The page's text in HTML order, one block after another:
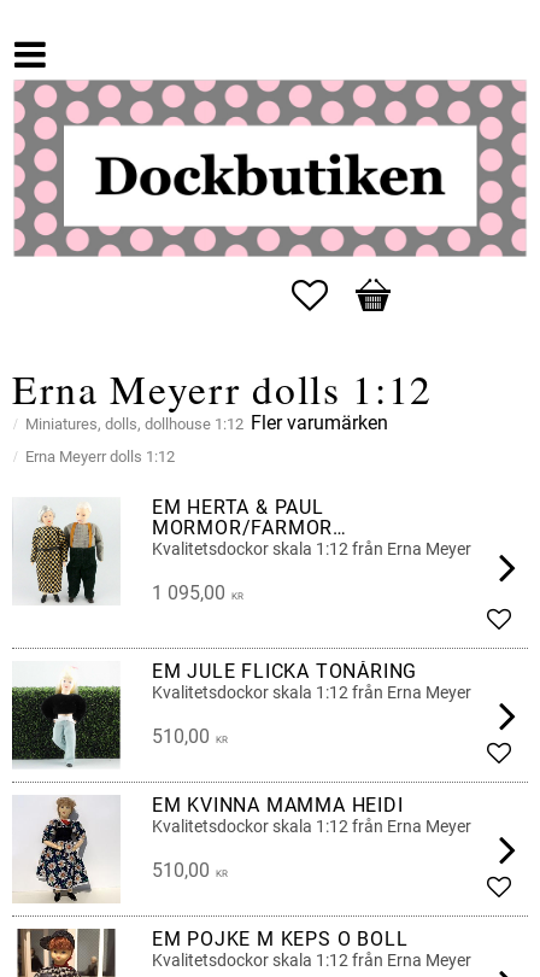
Favorites
Basket
Erna Meyerr dolls 1:12
Miniatures, dolls, dollhouse 1:12 Fler varumärken
Erna Meyerr dolls 1:12
EM HERTA & PAUL
MORMOR/FARMOR
MORFAR/FARFAR
Kvalitetsdockor skala 1:12 från Erna Meyer
1 095,00 KR
Add
EM JULE FLICKA TONÅRING
Kvalitetsdockor skala 1:12 från Erna Meyer
510,00 KR
Add
EM KVINNA MAMMA HEIDI
Kvalitetsdockor skala 1:12 från Erna Meyer
510,00 KR
Add
EM POJKE M KEPS O BOLL
Kvalitetsdockor skala 1:12 från Erna Meyer